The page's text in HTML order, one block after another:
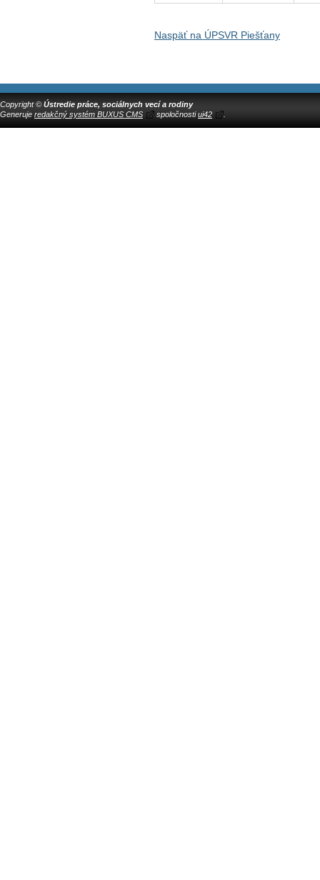
Naspäť na ÚPSVR Piešťany
Copyright © Ústredie práce, sociálnych vecí a rodiny
Generuje redakčný systém BUXUS CMS spoločnostiui42